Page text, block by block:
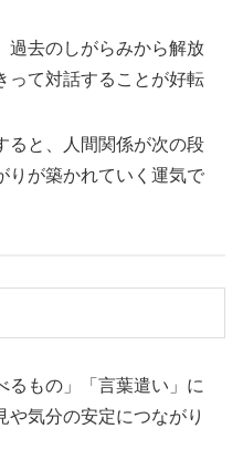
過去のしがらみから解放
って対話することが好転
ると、人間関係が次の段
りが築かれていく運気で
るもの」「言葉遣い」に
や気分の安定につながり